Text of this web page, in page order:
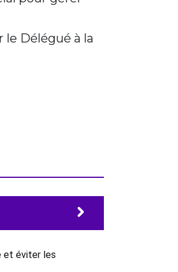
Délégué à la
et éviter les